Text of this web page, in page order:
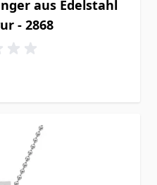
aus Edelstahl
- 2868